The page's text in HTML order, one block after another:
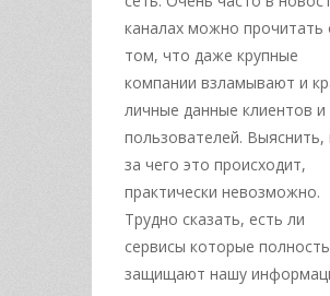
каналах можно прочитать
том, что даже крупные
компании взламывают и
личные данные клиентов и
пользователей. Выяснить,
за чего это происходит,
практически невозможно.
Трудно сказать, есть ли
сервисы которые
защищают нашу